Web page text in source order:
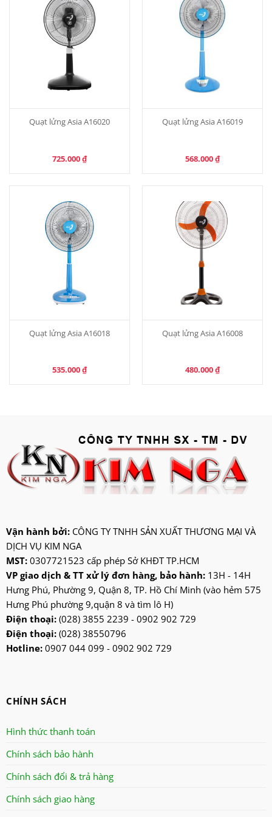
Quạt lửng Asia A16020
725.000₫
Quạt lửng Asia A16019
568.000₫
Quạt lửng Asia A16018
535.000₫
Quạt lửng Asia A16008
480.000₫
Vận hành bởi: CÔNG TY TNHH SẢN XUẤT THƯƠNG MẠI VÀ
DỊCH VỤ KIM NGA
MST: 0307721523 cấp phép Sở KHĐT TP.HCM
VP giao dịch & TT xử lý đơn hàng, bảo hành:13H - 14H
Hưng Phú, Phường 9, Quận 8, TP. Hồ Chí Minh (vào hẻm 575
Hưng Phú phường 9,quận 8 và tìm lô H)
Điện thoại: (028) 3855 2239 - 0902 902 729
Điện thoại: (028) 38550796
Hotline:0907 044 099 - 0902 902 729
CHÍNH SÁCH
Hình thức thanh toán
Chính sách bảo hành
Chính sách đổi & trả hàng
Chính sách giao hàng